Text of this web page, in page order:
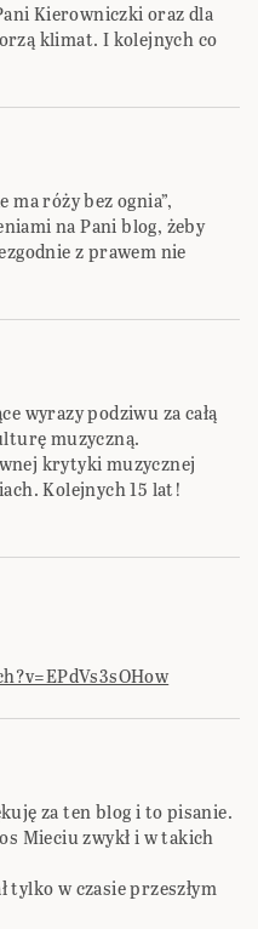
Kierowniczki oraz dla
klimat. I kolejnych co
ma róży bez ognia”,
na Pani blog, żeby
z prawem nie
wyrazy podziwu za całą
muzyczną.
krytyki muzycznej
Kolejnych 15 lat!
za ten blog i to pisanie.
Mieciu zwykł i w takich
tylko w czasie przeszłym